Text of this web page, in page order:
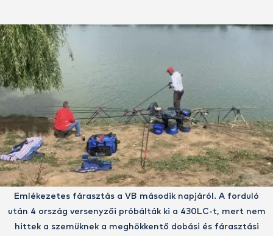
Emlékezetes fárasztás a VB második napjáról. A forduló
után 4 ország versenyzői próbálták ki a 430LC-t, mert nem
hittek a szemüknek a meghökkentő dobási és fárasztási